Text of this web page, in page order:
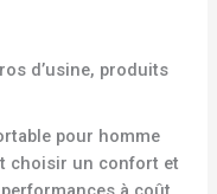
d’usine, produits
pour homme
choisir un confort et